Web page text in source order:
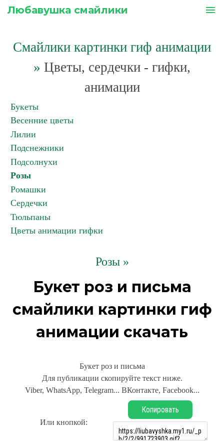
Любавушка смайлики menu
Смайлики картинки гиф анимации
» Цветы, сердечки - гифки,
анимации
Букеты
Весенние цветы
Лилии
Подснежники
Подсолнухи
Розы
Ромашки
Сердечки
Тюльпаны
Цветы анимации гифки
Розы »
Букет роз и письма
смайлики картинки гиф
анимации скачать
Букет роз и письма
Для публикации скопируйте текст ниже.
Viber, WhatsApp, Telegram... ВКонтакте, Facebook...
Или кнопкой:
Копировать